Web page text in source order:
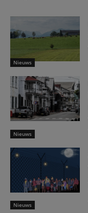
Nieuws
Nieuws
Nieuws